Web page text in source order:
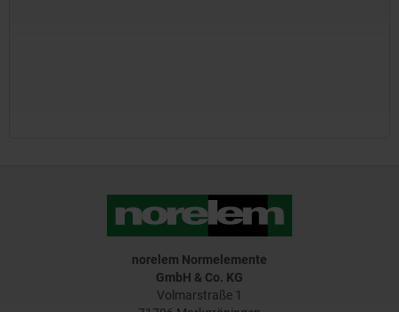
norelem Normelemente
GmbH & Co. KG
Volmarstraße 1